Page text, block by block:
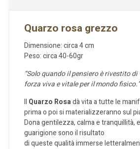
Quarzo rosa grezzo
Dimensione: circa 4 cm
Peso: circa 40-60gr
“Solo quando il pensiero è rivestito
forza viva e vitale per il mondo fisico.”
Il Quarzo Rosadà vita a tutte le
prima o poi si materializzeranno sul
Dona gentilezza, calma e tranquillità,
guarigione sono il risultato
di queste qualità immerse